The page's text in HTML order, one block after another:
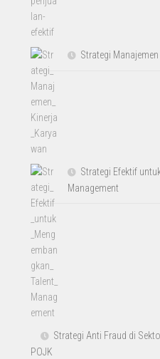
Strategi
Strategi Efektif
Management
Strategi Anti Fraud di
POJK